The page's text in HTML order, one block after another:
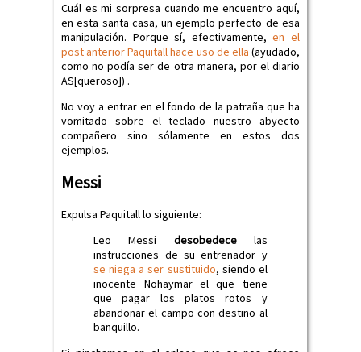
Cuál es mi sorpresa cuando me encuentro aquí,
en esta santa casa, un ejemplo perfecto de esa
manipulación. Porque sí, efectivamente,en el
post anterior Paquitall hace uso de ella (ayudado,
como no podía ser de otra manera, por el diario
AS[queroso]) .
No voy a entrar en el fondo de la patraña que ha
vomitado sobre el teclado nuestro abyecto
compañero sino sólamente en estos dos
ejemplos.
Messi
Expulsa Paquitall lo siguiente:
Leo Messi desobedece las
instrucciones de su entrenador y
se niega a ser sustituido, siendo el
inocente Nohaymar el que tiene
que pagar los platos rotos y
abandonar el campo con destino al
banquillo.